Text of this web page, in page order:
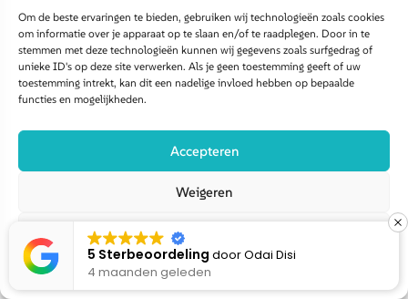
Om de beste ervaringen te bieden, gebruiken wij technologieën zoals cookies
om informatie over je apparaat op te slaan en/of te raadplegen. Door in te
stemmen met deze technologieën kunnen wij gegevens zoals surfgedrag of
unieke ID's op deze site verwerken. Als je geen toestemming geeft of uw
toestemming intrekt, kan dit een nadelige invloed hebben op bepaalde
functies en mogelijkheden.
Accepteren
Weigeren
Bekijk voorkeuren
CookiebeleidDisclaimer privacy policy
Vraag eerst jegratisgroeianalyse aan
Start met een gratis groeiscan
5 Sterbeoordeling doorLinda Linda
4 maanden geleden